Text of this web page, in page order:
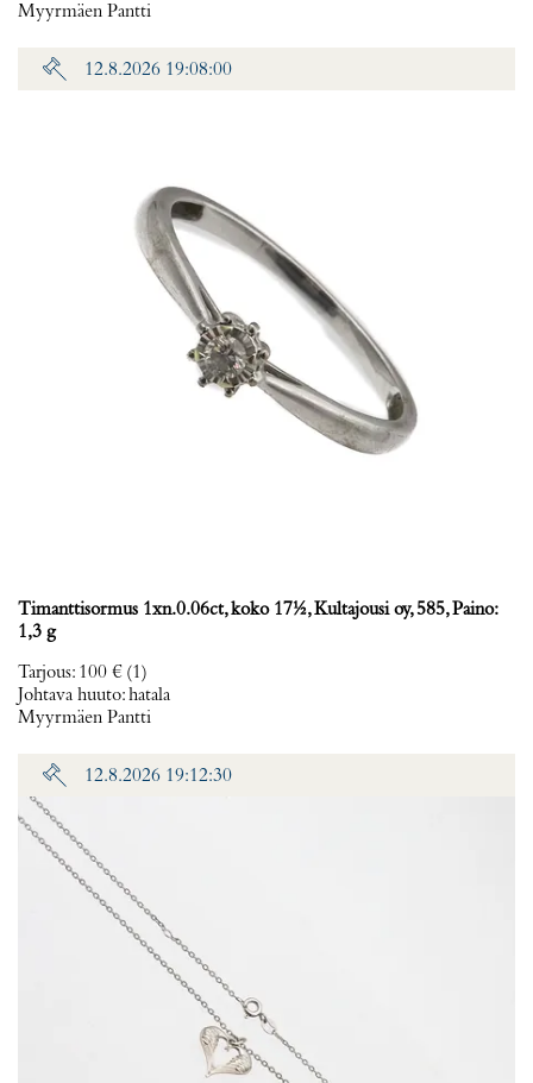
Myyrmäen Pantti
12.8.2026 19:08:00
Timanttisormus 1xn.0.06ct, koko 17½, Kultajousi oy, 585, Paino:
1,3 g
Tarjous: 100 € (1)
Johtava huuto:hatala
Myyrmäen Pantti
12.8.2026 19:12:30